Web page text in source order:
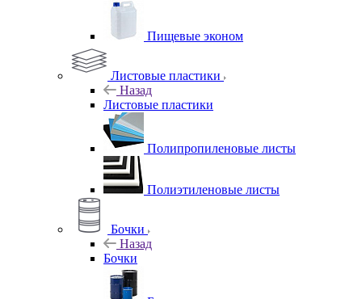
Пищевые эконом
Листовые пластики
Назад
Листовые пластики
Полипропиленовые листы
Полиэтиленовые листы
Бочки
Назад
Бочки